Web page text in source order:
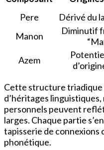
Pere
Dérivé du
Manon
Diminutif
Azem
Cette structure triadique
d’héritages
personnels peuvent
larges. Chaque partie
tapisserie de connexions
phonétique.